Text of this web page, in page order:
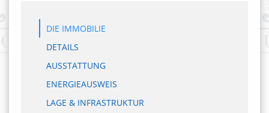
DIE IMMOBILIE
DETAILS
AUSSTATTUNG
ENERGIEAUSWEIS
LAGE & INFRASTRUKTUR